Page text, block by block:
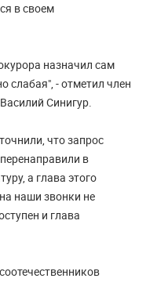
в своем
назначил сам
слабая", - отметил член
Синигур.
что запрос
в
а глава этого
наши звонки не
и глава